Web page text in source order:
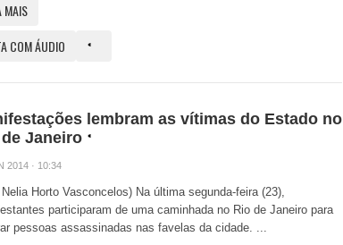
MAIS
COM ÁUDIO
lembram as vítimas do Estado no
Janeiro
2014 · 10:34
Horto Vasconcelos) Na última segunda-feira (23),
participaram de uma caminhada no Rio de Janeiro para
pessoas assassinadas nas favelas da cidade. ...